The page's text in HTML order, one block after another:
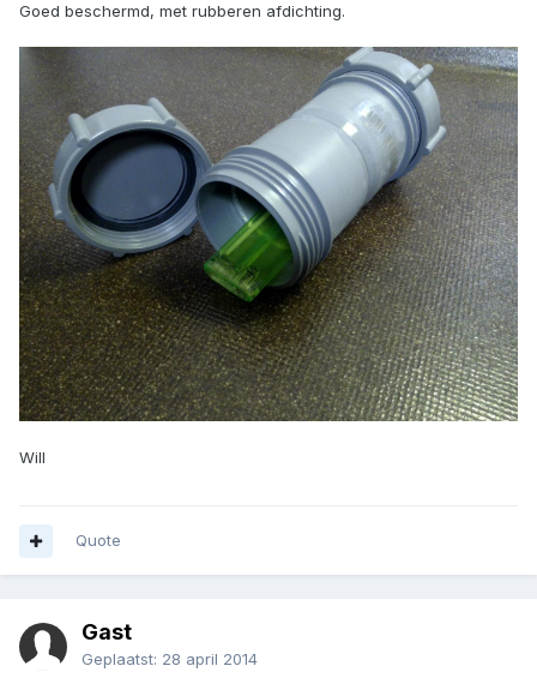
Goed beschermd, met rubberen afdichting.
Will
Quote
Gast
Geplaatst: 28 april 2014